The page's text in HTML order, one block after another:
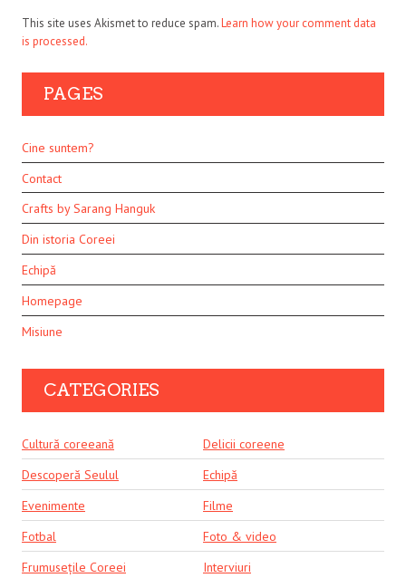
This site uses Akismet to reduce spam.Learn how your comment data
is processed.
PAGES
Cine suntem?
Contact
Crafts by Sarang Hanguk
Din istoria Coreei
Echipă
Homepage
Misiune
CATEGORIES
Cultură coreeană
Delicii coreene
Descoperă Seulul
Echipă
Evenimente
Filme
Fotbal
Foto & video
Frumusețile Coreei
Interviuri